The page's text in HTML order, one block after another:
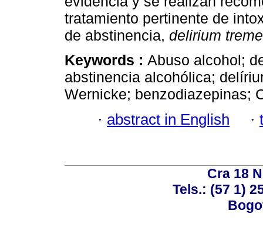
tratamiento pertinente de
de abstinencia, delirium
Keywords : Abuso alcohol;
abstinencia alcohólica;
Wernicke; benzodiazepinas;
· abstract in English ·
Cra 18
Tels.: (57 1)